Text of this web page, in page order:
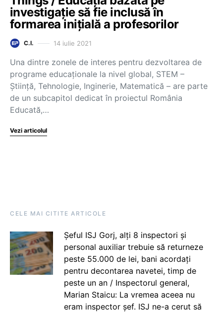
investigație să fie inclusă în
formarea inițială a profesorilor
C.I. 14 iulie 2021
Una dintre zonele de interes pentru dezvoltarea de
programe educaționale la nivel global, STEM –
Știință, Tehnologie, Inginerie, Matematică – are parte
de un subcapitol dedicat în proiectul România
Educată,…
Vezi articolul
CELE MAI CITITE ARTICOLE
Șeful ISJ Gorj, alți 8 inspectori și
personal auxiliar trebuie să returneze
peste 55.000 de lei, bani acordați
pentru decontarea navetei, timp de
peste un an / Inspectorul general,
Marian Staicu: La vremea aceea nu
eram inspector șef. ISJ ne-a cerut să